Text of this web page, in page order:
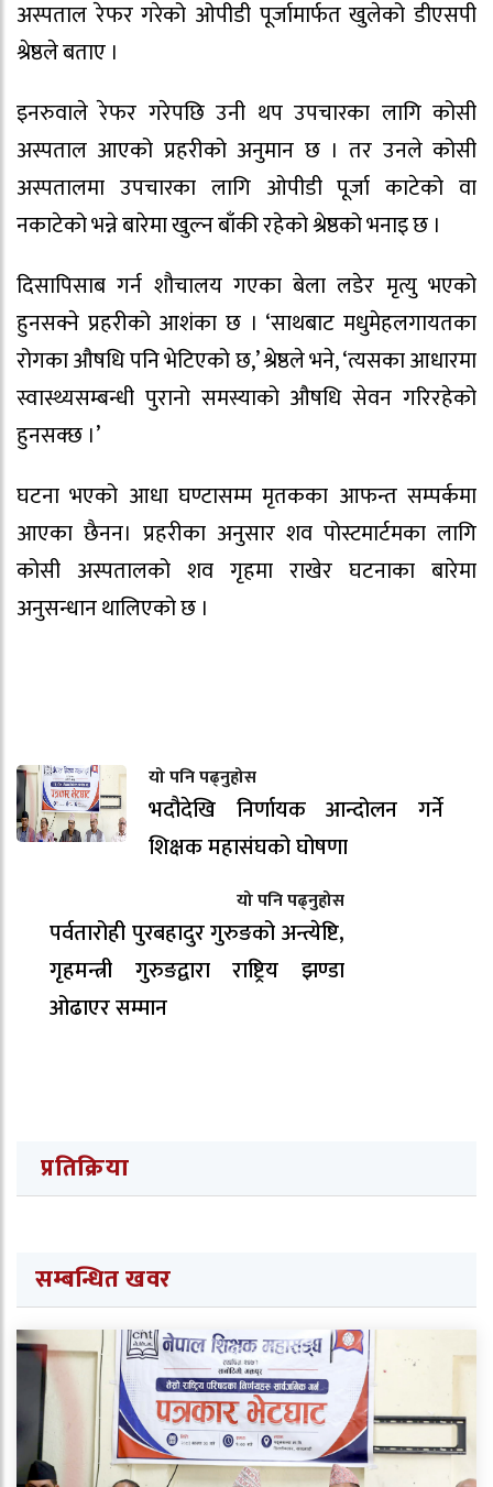
अस्पताल रेफर गरेको ओपीडी पूर्जामार्फत खुलेको डीएसपी
श्रेष्ठले बताए ।
इनरुवाले रेफर गरेपछि उनी थप उपचारका लागि कोसी
अस्पताल आएको प्रहरीको अनुमान छ । तर उनले कोसी
अस्पतालमा उपचारका लागि ओपीडी पूर्जा काटेको वा
नकाटेको भन्ने बारेमा खुल्न बाँकी रहेको श्रेष्ठको भनाइ छ ।
दिसापिसाब गर्न शौचालय गएका बेला लडेर मृत्यु भएको
हुनसक्ने प्रहरीको आशंका छ । ‘साथबाट मधुमेहलगायतका
रोगका औषधि पनि भेटिएको छ,’ श्रेष्ठले भने, ‘त्यसका आधारमा
स्वास्थ्यसम्बन्धी पुरानो समस्याको औषधि सेवन गरिरहेको
हुनसक्छ ।’
घटना भएको आधा घण्टासम्म मृतकका आफन्त सम्पर्कमा
आएका छैनन। प्रहरीका अनुसार शव पोस्टमार्टमका लागि
कोसी अस्पतालको शव गृहमा राखेर घटनाका बारेमा
अनुसन्धान थालिएको छ ।
यो पनि पढ्नुहोस
भदौदेखि निर्णायक आन्दोलन गर्ने
शिक्षक महासंघको घोषणा
यो पनि पढ्नुहोस
पर्वतारोही पुरबहादुर गुरुङको अन्त्येष्टि,
गृहमन्त्री गुरुङद्वारा राष्ट्रिय झण्डा
ओढाएर सम्मान
प्रतिक्रिया
सम्बन्धित खवर